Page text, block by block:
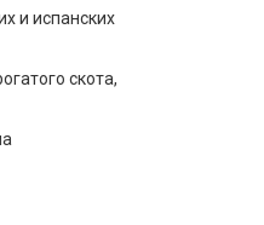
и испанских
скота,